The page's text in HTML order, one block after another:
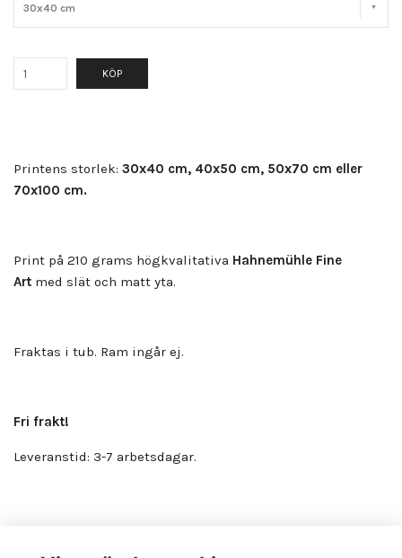
30x40 cm
KÖP
Printens storlek: 30x40 cm, 40x50 cm, 50x70 cm eller
70x100 cm.
Print på 210 grams högkvalitativa Hahnemühle Fine
Art med slät och matt yta.
Fraktas i tub. Ram ingår ej.
Fri frakt!
Leveranstid: 3-7 arbetsdagar.